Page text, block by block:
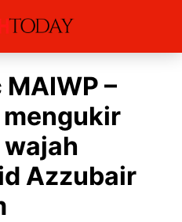
–
mengukir
Azzubair